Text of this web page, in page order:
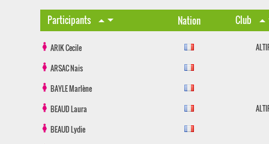
Participants arrow_drop_uparrow_drop_down Nation Club
ARIKCecile
ARSACNais
BAYLEMarlène
BEAUDLaura
BEAUDLydie